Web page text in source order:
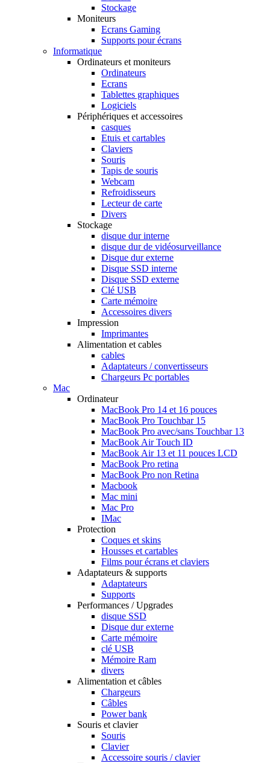
Stockage
Moniteurs
Ecrans Gaming
Supports pour écrans
Informatique
Ordinateurs et moniteurs
Ordinateurs
Ecrans
Tablettes graphiques
Logiciels
Périphériques et accessoires
casques
Etuis et cartables
Claviers
Souris
Tapis de souris
Webcam
Refroidisseurs
Lecteur de carte
Divers
Stockage
disque dur interne
disque dur de vidéosurveillance
Disque dur externe
Disque SSD interne
Disque SSD externe
Clé USB
Carte mémoire
Accessoires divers
Impression
Imprimantes
Alimentation et cables
cables
Adaptateurs / convertisseurs
Chargeurs Pc portables
Mac
Ordinateur
MacBook Pro 14 et 16 pouces
MacBook Pro Touchbar 15
MacBook Pro avec/sans Touchbar 13
MacBook Air Touch ID
MacBook Air 13 et 11 pouces LCD
MacBook Pro retina
MacBook Pro non Retina
Macbook
Mac mini
Mac Pro
IMac
Protection
Coques et skins
Housses et cartables
Films pour écrans et claviers
Adaptateurs & supports
Adaptateurs
Supports
Performances / Upgrades
disque SSD
Disque dur externe
Carte mémoire
clé USB
Mémoire Ram
divers
Alimentation et câbles
Chargeurs
Câbles
Power bank
Souris et clavier
Souris
Clavier
Accessoire souris / clavier